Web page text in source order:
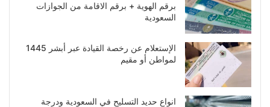
برقم الهوية + برقم الاقامة من الجوازات
السعودية
الإستعلام عن رخصة القيادة عبر أبشر 1445
لمواطن أو مقيم
انواع حديد التسليح في السعودية ودرجة